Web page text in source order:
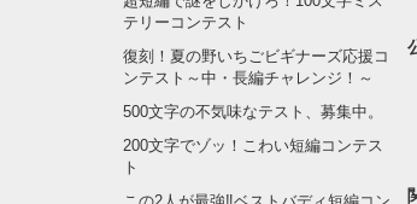
テリーコンテスト
復刻！夏の野いちごビギナーズ応援コ
ンテスト～中・長編チャレンジ！～
500文字の不気味なテスト、募集中。
200文字でゾッ！こわい短編コンテス
ト